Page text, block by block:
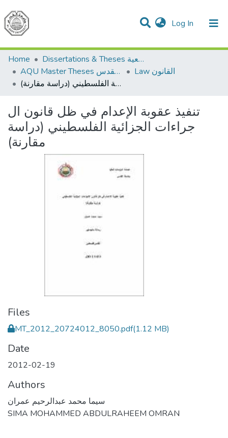
Log In (current)
Communities & Collections
All of DSpace
Home
Dissertations & Theses الرسائل الجامعية
AQU Master Theses الرسائل الجامعية الخاصة بجامعة القدس
Law القانون
تنفيذ عقوبة الإعدام في ظل قانون ال جراءات الجزائية الفلسطيني (دراسة مقارنة)
تنفيذ عقوبة الإعدام في ظل قانون ال
جراءات الجزائية الفلسطيني (دراسة
مقارنة)
Files
MT_2012_20724012_8050.pdf(1.12 MB)
Date
2012-02-19
Authors
سيما محمد عبدالرحيم عمران
SIMA MOHAMMED ABDULRAHEEM OMRAN